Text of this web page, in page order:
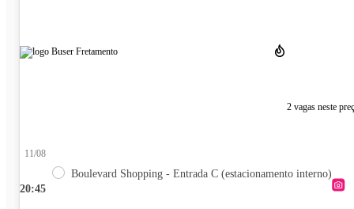
2 vagas neste
20:45
11/08
Boulevard Shopping - Entrada C (estacionamento interno)